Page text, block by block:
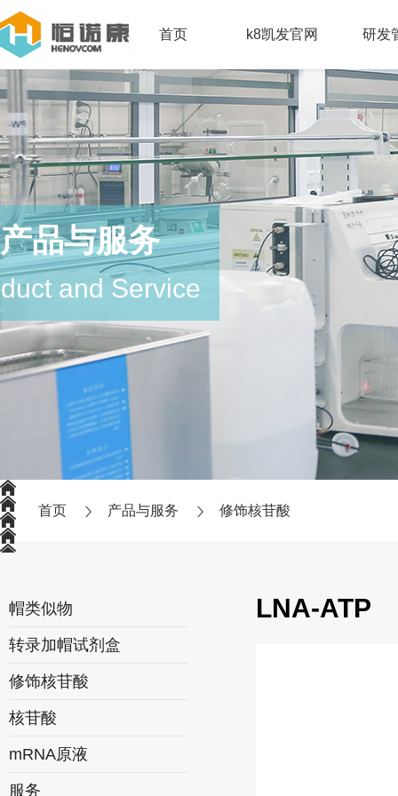
首页 k8凯发官网 研发
产品与服务
and Service
首页 产品与服务 修饰核苷酸
帽类似物
转录加帽试剂盒
修饰核苷酸
核苷酸
mRNA原液
服务
LNA-ATP